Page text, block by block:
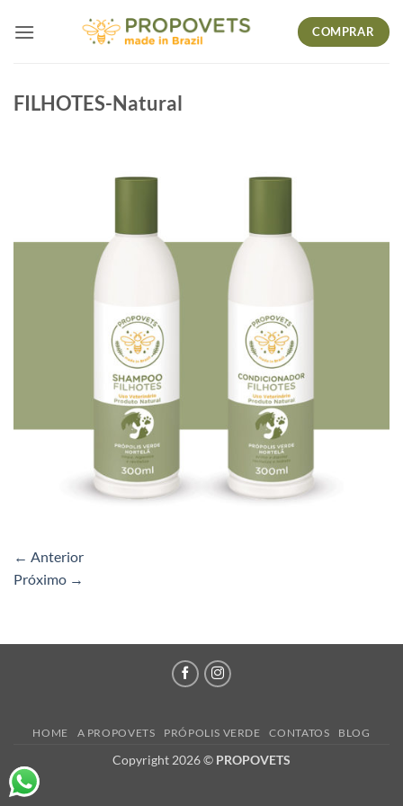
COMPRAR
FILHOTES-Natural
← Anterior
Próximo →
HOME A PROPOVETS PRÓPOLIS VERDE CONTATOS BLOG
Copyright 2026 © PROPOVETS